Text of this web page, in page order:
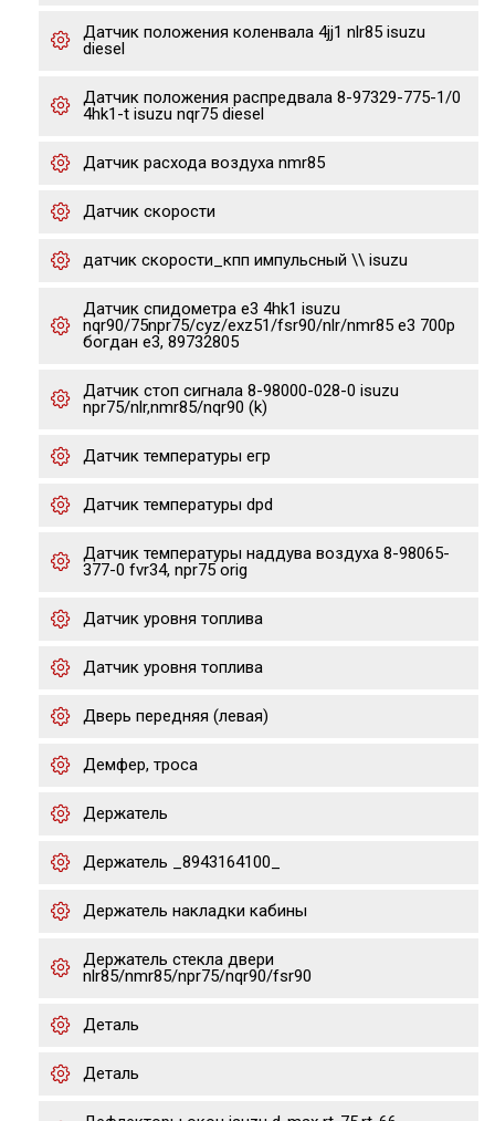
Датчик положения коленвала 4jj1 nlr85 isuzu
diesel
Датчик положения распредвала 8-97329-775-1/0
4hk1-t isuzu nqr75 diesel
Датчик расхода воздуха nmr85
Датчик скорости
датчик скорости_кпп импульсный \\ isuzu
Датчик спидометра е3 4hk1 isuzu
nqr90/75npr75/cyz/exz51/fsr90/nlr/nmr85 e3 700p
богдан е3, 89732805
Датчик стоп сигнала 8-98000-028-0 isuzu
npr75/nlr,nmr85/nqr90 (k)
Датчик температуры егр
Датчик температуры dpd
Датчик температуры наддува воздуха 8-98065-
377-0 fvr34, npr75 orig
Датчик уровня топлива
Датчик уровня топлива
Дверь передняя (левая)
Демфер, троса
Держатель
Держатель _8943164100_
Держатель накладки кабины
Держатель стекла двери
nlr85/nmr85/npr75/nqr90/fsr90
Деталь
Деталь